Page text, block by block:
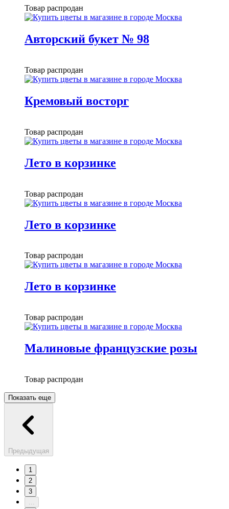
Товар распродан
Авторский букет № 98
Товар распродан
Кремовый восторг
Товар распродан
Лето в корзинке
Товар распродан
Лето в корзинке
Товар распродан
Лето в корзинке
Товар распродан
Малиновые французские розы
Товар распродан
Показать еще
Предыдущая
1
2
3
...